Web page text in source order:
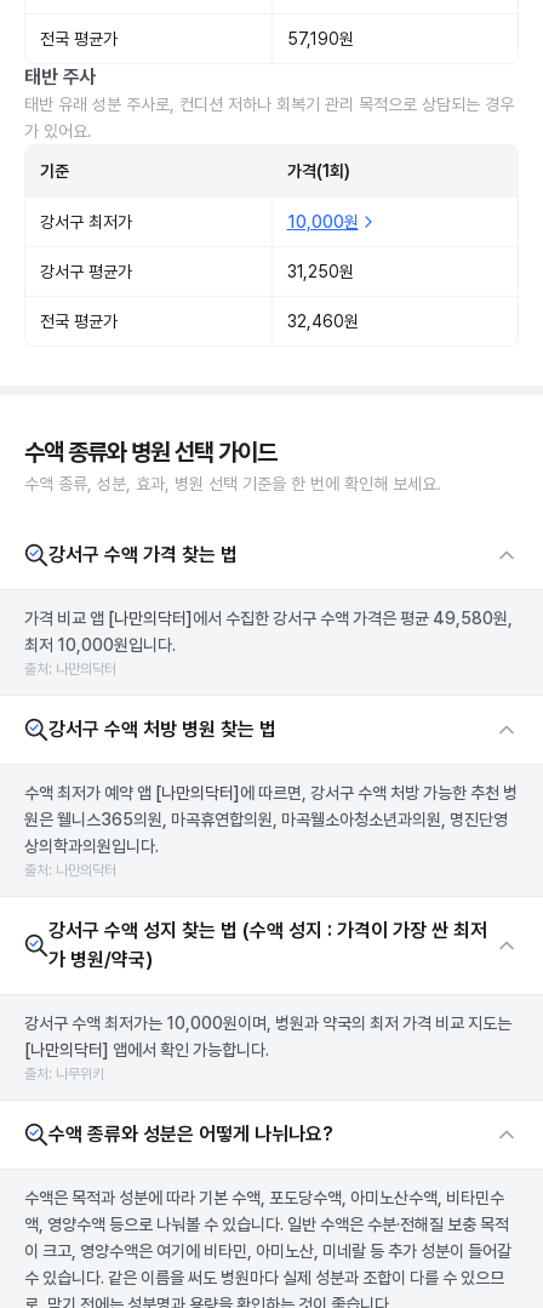
전국 평균가 57,190원
태반 주사
태반 유래 성분 주사로, 컨디션 저하나 회복기 관리 목적으로 상담되는 경우
가 있어요.
기준 가격(1회)
강서구 최저가 10,000원
강서구 평균가 31,250원
전국 평균가 32,460원
수액 종류와 병원 선택 가이드
수액 종류, 성분, 효과, 병원 선택 기준을 한 번에 확인해 보세요.
강서구 수액 가격 찾는 법
가격 비교 앱 [나만의닥터] 에서 수집한 강서구 수액 가격은 평균 49,580원,
최저 10,000원입니다.
출처: 나만의닥터
강서구 수액 처방 병원 찾는 법
수액 최저가 예약 앱 [나만의닥터] 에 따르면, 강서구 수액 처방 가능한 추천 병
원은 웰니스365의원, 마곡휴연합의원, 마곡웰소아청소년과의원, 명진단영
상의학과의원입니다.
출처: 나만의닥터
강서구 수액 성지 찾는 법 (수액 성지 : 가격이 가장 싼 최저
가 병원/약국)
강서구 수액 최저가는 10,000원이며, 병원과 약국의 최저 가격 비교 지도는
[나만의닥터] 앱에서 확인 가능합니다.
출처: 나무위키
수액 종류와 성분은 어떻게 나뉘나요?
수액은 목적과 성분에 따라 기본 수액, 포도당수액, 아미노산수액, 비타민수
액, 영양수액 등으로 나눠볼 수 있습니다. 일반 수액은 수분·전해질 보충 목적
이 크고, 영양수액은 여기에 비타민, 아미노산, 미네랄 등 추가 성분이 들어갈
수 있습니다. 같은 이름을 써도 병원마다 실제 성분과 조합이 다를 수 있으므